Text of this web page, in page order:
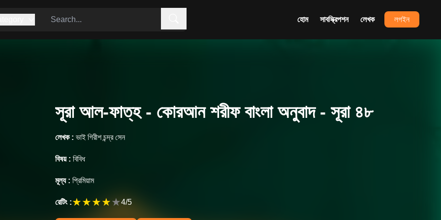
হোম সাবস্ক্রিপশন লেখক লগইন
সূরা আল-ফাত্‌হ - কোরআন শরীফ বাংলা অনুবাদ - সূরা ৪৮
লেখক : ভাই গিরীশ চন্দ্র সেন
বিষয় : বিবিধ
মূল্য : প্রিমিয়াম
রেটিং :★★★★★4/5